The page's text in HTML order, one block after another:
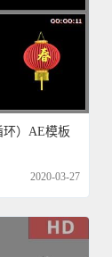
环）AE模板
2020-03-27